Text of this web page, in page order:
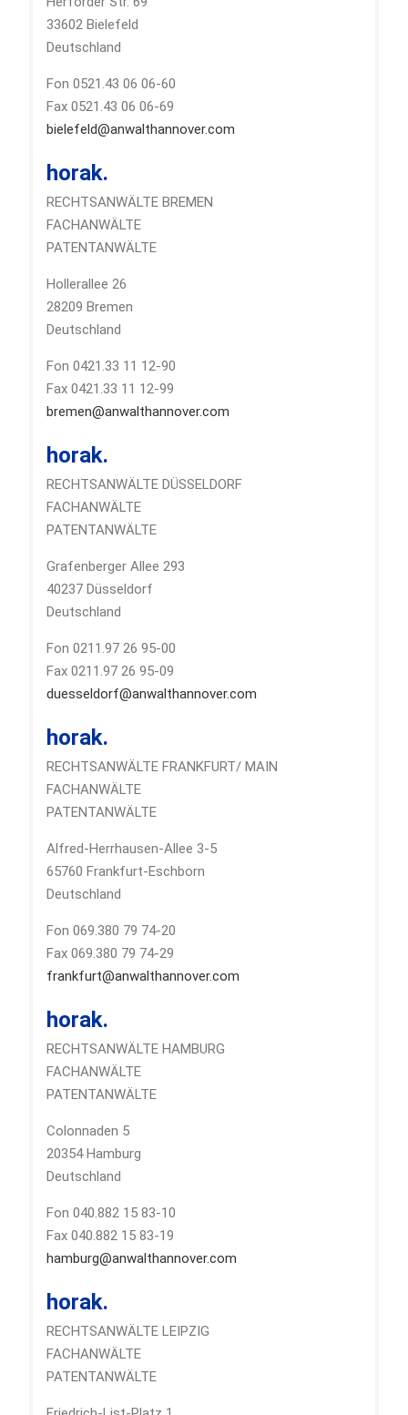
33602 Bielefeld
Deutschland
Fon 0521.43 06 06-60
Fax 0521.43 06 06-69
bielefeld@anwalthannover.com
horak.
RECHTSANWÄLTE BREMEN
FACHANWÄLTE
PATENTANWÄLTE
Hollerallee 26
28209 Bremen
Deutschland
Fon 0421.33 11 12-90
Fax 0421.33 11 12-99
bremen@anwalthannover.com
horak.
RECHTSANWÄLTE DÜSSELDORF
FACHANWÄLTE
PATENTANWÄLTE
Grafenberger Allee 293
40237 Düsseldorf
Deutschland
Fon 0211.97 26 95-00
Fax 0211.97 26 95-09
duesseldorf@anwalthannover.com
horak.
RECHTSANWÄLTE FRANKFURT/ MAIN
FACHANWÄLTE
PATENTANWÄLTE
Alfred-Herrhausen-Allee 3-5
65760 Frankfurt-Eschborn
Deutschland
Fon 069.380 79 74-20
Fax 069.380 79 74-29
frankfurt@anwalthannover.com
horak.
RECHTSANWÄLTE HAMBURG
FACHANWÄLTE
PATENTANWÄLTE
Colonnaden 5
20354 Hamburg
Deutschland
Fon 040.882 15 83-10
Fax 040.882 15 83-19
hamburg@anwalthannover.com
horak.
RECHTSANWÄLTE LEIPZIG
FACHANWÄLTE
PATENTANWÄLTE